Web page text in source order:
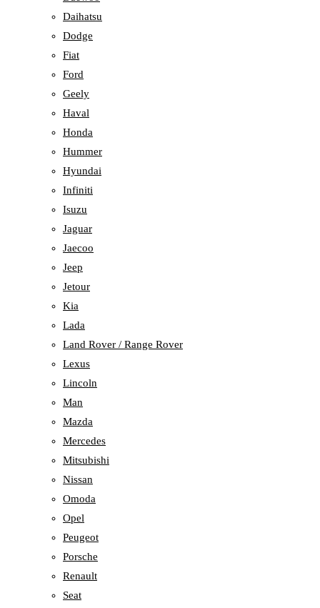
Daihatsu
Dodge
Fiat
Ford
Geely
Haval
Honda
Hummer
Hyundai
Infiniti
Isuzu
Jaguar
Jaecoo
Jeep
Jetour
Kia
Lada
Land Rover / Range Rover
Lexus
Lincoln
Man
Mazda
Mercedes
Mitsubishi
Nissan
Omoda
Opel
Peugeot
Porsche
Renault
Seat